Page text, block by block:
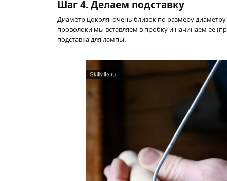
Шаг 4. Делаем подставку
Диаметр цоколя, очень близок по размеру
проволоки мы вставляем в пробку и начинаем ее
подставка для лампы.